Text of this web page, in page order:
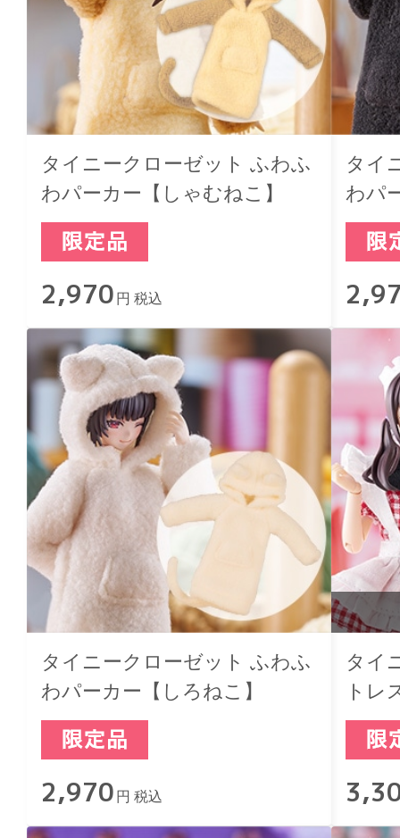
タイニークローゼット ふわふ
わパーカー【しゃむねこ】
2,970 円 税込
タイ
わパ
タイニークローゼット ふわふ
わパーカー【しろねこ】
2,970 円 税込
タイ
トレ